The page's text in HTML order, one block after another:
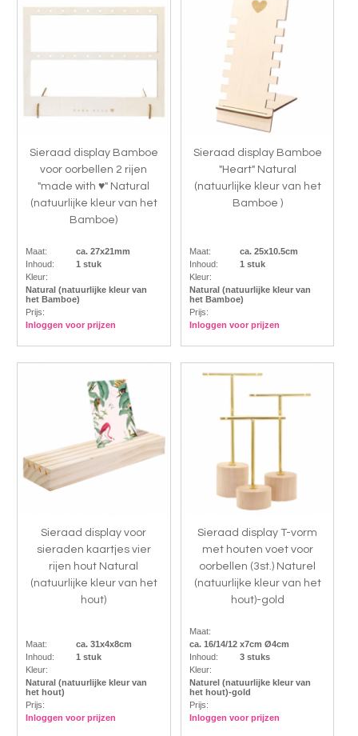
Sieraad display Bamboe
voor oorbellen 2 rijen
"made with ♥" Natural
(natuurlijke kleur van het
Bamboe)
Maat:
ca. 27x21mm
Inhoud:
1 stuk
Kleur:
Natural (natuurlijke kleur van
het Bamboe)
Prijs:
Inloggen voor prijzen
Sieraad display Bamboe
"Heart" Natural
(natuurlijke kleur van het
Bamboe )
Maat:
ca. 25x10.5cm
Inhoud:
1 stuk
Kleur:
Natural (natuurlijke kleur van
het Bamboe)
Prijs:
Inloggen voor prijzen
Sieraad display voor
sieraden kaartjes vier
rijen hout Natural
(natuurlijke kleur van het
hout)
Maat:
ca. 31x4x8cm
Inhoud:
1 stuk
Kleur:
Natural (natuurlijke kleur van
het hout)
Prijs:
Inloggen voor prijzen
Sieraad display T-vorm
met houten voet voor
oorbellen (3st.) Naturel
(natuurlijke kleur van het
hout)-gold
Maat:
ca. 16/14/12 x7cm Ø4cm
Inhoud:
3 stuks
Kleur:
Naturel (natuurlijke kleur van
het hout)-gold
Prijs:
Inloggen voor prijzen